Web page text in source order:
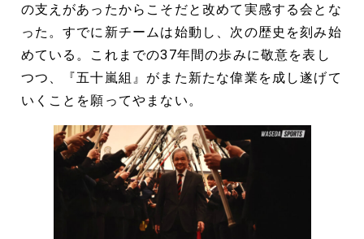
の支えがあったからこそだと改めて実感する会とな
った。すでに新チームは始動し、次の歴史を刻み始
めている。これまでの37年間の歩みに敬意を表し
つつ、『五十嵐組』がまた新たな偉業を成し遂げて
いくことを願ってやまない。